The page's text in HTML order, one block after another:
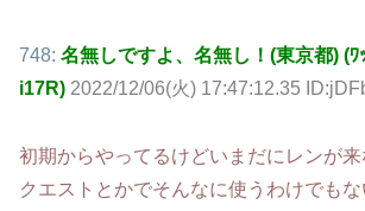
748: 名無しですよ、名無し！(東京都) (ﾜ
i17R) 2022/12/06(火) 17:47:12.35
初期からやってるけどいまだにレンが来
クエストとかでそんなに使うわけでも